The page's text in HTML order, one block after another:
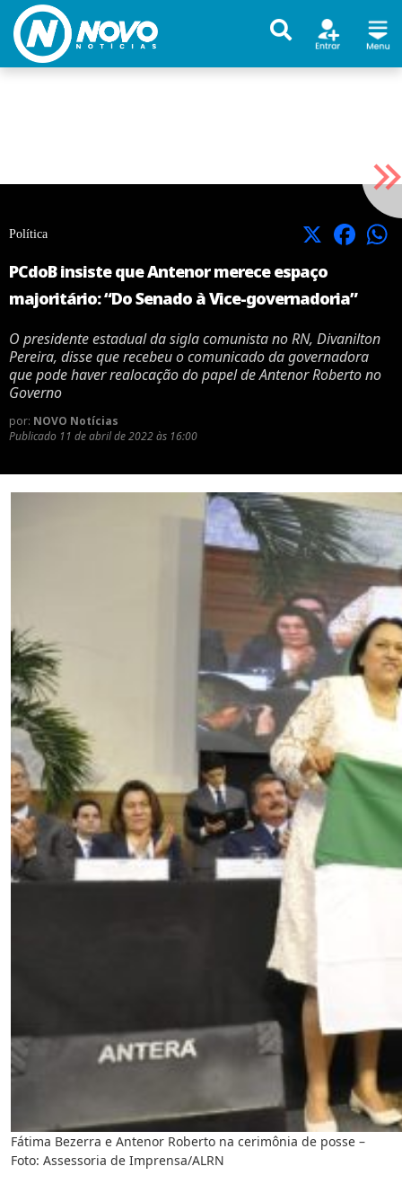
Política X Facebook
PCdoB insiste que Antenor merece espaço
majoritário: “Do Senado à Vice-governadoria”
O presidente estadual da sigla comunista no RN, Divanilton
Pereira, disse que recebeu o comunicado da governadora
que pode haver realocação do papel de Antenor Roberto no
Governo
por: NOVO Notícias
Publicado 11 de abril de 2022 às 16:00
Fátima Bezerra e Antenor Roberto na cerimônia de posse –
Foto: Assessoria de Imprensa/ALRN